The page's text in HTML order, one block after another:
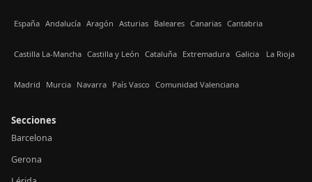
España Andalucía Aragón Asturias Baleares Canarias Cantabria
Castilla La-Mancha Castilla y León Cataluña Extremadura Galicia La Rioja
Madrid Murcia Navarra País Vasco Comunidad Valenciana
Secciones
Barcelona
Gerona